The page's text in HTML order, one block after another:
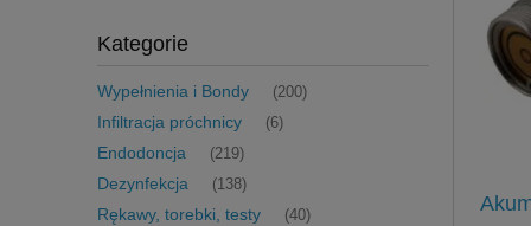
Kategorie
Wypełnienia i Bondy (200)
Infiltracja próchnicy (6)
Endodoncja (219)
Dezynfekcja (138)
Rękawy, torebki, testy (40)